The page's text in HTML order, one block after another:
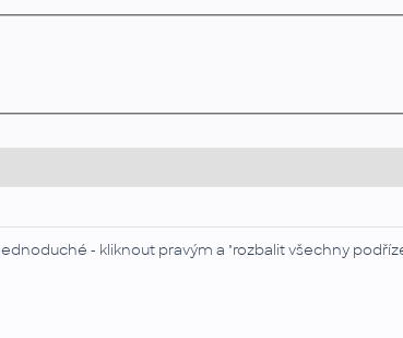
- kliknout pravým a "rozbalit všechny